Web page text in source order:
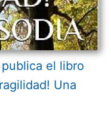
el libro
Una